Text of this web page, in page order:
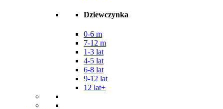
Dziewczynka
0-6 m
7-12 m
1-3 lat
4-5 lat
6-8 lat
9-12 lat
12 lat+